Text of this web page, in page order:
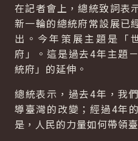
在記者會上，總統致詞表
新一輪的總統府常設展已
出。今年策展主題是「
府」。這是過去4年主題
統府」的延伸。
總統表示，過去4年，我
導臺灣的改變；經過4年
是，人民的力量如何帶領